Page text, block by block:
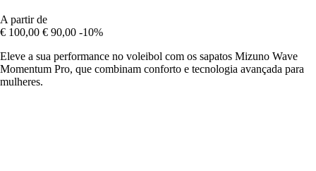
A partir de
€ 100,00 € 90,00 -10%
Eleve a sua performance no voleibol com os sapatos Mizuno Wave
Momentum Pro, que combinam conforto e tecnologia avançada para
mulheres.